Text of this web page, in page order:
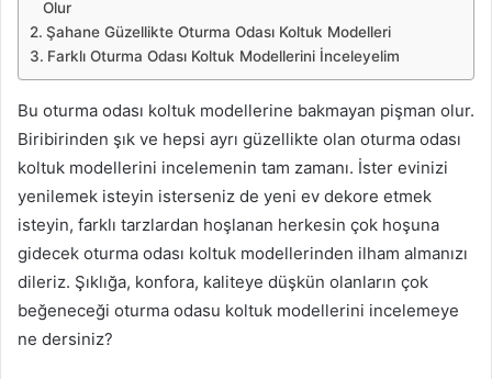
Olur
Şahane Güzellikte Oturma Odası Koltuk Modelleri
Farklı Oturma Odası Koltuk Modellerini İnceleyelim
Bu oturma odası koltuk modellerine bakmayan pişman olur.
Biribirinden şık ve hepsi ayrı güzellikte olan oturma odası
koltuk modellerini incelemenin tam zamanı. İster evinizi
yenilemek isteyin isterseniz de yeni ev dekore etmek
isteyin, farklı tarzlardan hoşlanan herkesin çok hoşuna
gidecek oturma odası koltuk modellerinden ilham almanızı
dileriz. Şıklığa, konfora, kaliteye düşkün olanların çok
beğeneceği oturma odasu koltuk modellerini incelemeye
ne dersiniz?